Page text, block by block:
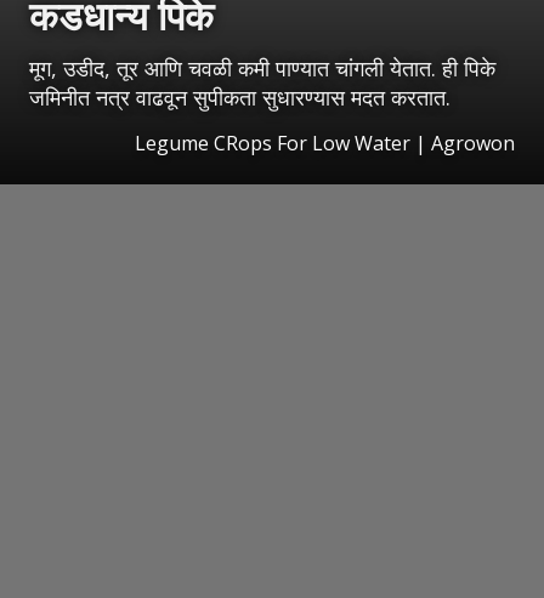
कडधान्य पिके
मूग, उडीद, तूर आणि चवळी कमी पाण्यात चांगली येतात. ही पिके
जमिनीत नत्र वाढवून सुपीकता सुधारण्यास मदत करतात.
Legume CRops For Low Water | Agrowon